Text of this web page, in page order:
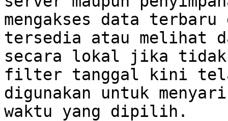
mengakses data
tersedia atau melihat
secara lokal jika
filter tanggal kini
digunakan untuk
waktu yang dipilih.